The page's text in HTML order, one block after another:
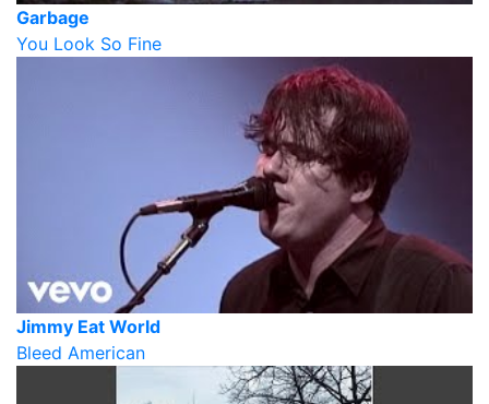
Garbage
You Look So Fine
Jimmy Eat World
Bleed American